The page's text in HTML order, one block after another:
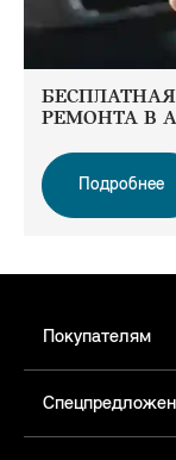
РЕМОНТА В
Подробнее
Покупателям